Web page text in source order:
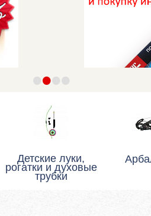
••••
Детские луки,
рогатки и духовые
трубки